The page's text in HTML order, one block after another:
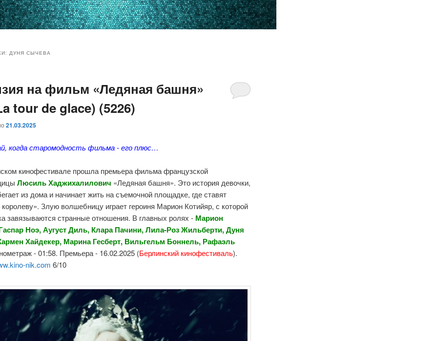
ДУНЯ СЫЧЕВА
на фильм «Ледяная башня»
tour de glace) (5226)
21.03.2025
когда старомодность фильма - его плюс…
кинофестивале прошла премьера фильма французской
Люсиль Хаджихалилович «Ледяная башня». Это история девочки,
из дома и начинает жить на съемочной площадке, где ставят
Злую волшебницу играет героиня Марион Котийяр, с которой
завязываются странные отношения. В главных ролях - Марион
Ноэ, Аугуст Диль, Клара Пачини, Лила-Роз Жильберти, Дуня
Хайдекер, Марина Гесберт, Вильгельм Боннель, Рафаэль
- 01:58. Премьера - 16.02.2025 (Берлинский кинофестиваль).
nik.com 6/10